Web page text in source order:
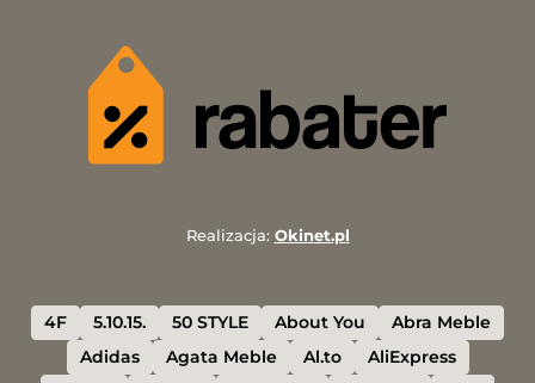
Realizacja: Okinet.pl
4F 5.10.15. 50 STYLE About You
Abra Meble
Adidas
Agata Meble Al.to
AliExpress